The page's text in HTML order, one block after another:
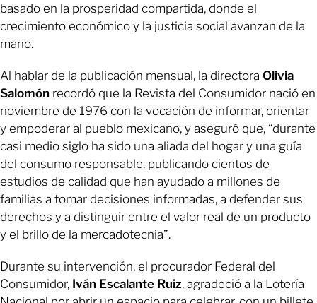
basado en la prosperidad compartida, donde el
crecimiento económico y la justicia social avanzan de la
mano.
Al hablar de la publicación mensual, la directora Olivia
Salomón recordó que la Revista del Consumidor nació en
noviembre de 1976 con la vocación de informar, orientar
y empoderar al pueblo mexicano, y aseguró que, “durante
casi medio siglo ha sido una aliada del hogar y una guía
del consumo responsable, publicando cientos de
estudios de calidad que han ayudado a millones de
familias a tomar decisiones informadas, a defender sus
derechos y a distinguir entre el valor real de un producto
y el brillo de la mercadotecnia”.
Durante su intervención, el procurador Federal del
Consumidor, Iván Escalante Ruiz, agradeció a la Lotería